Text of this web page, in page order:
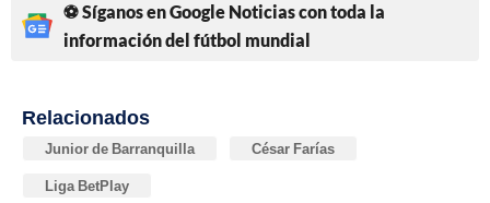
⚽ Síganos en Google Noticias con toda la
información del fútbol mundial
Relacionados
Junior de Barranquilla César Farías
Liga BetPlay